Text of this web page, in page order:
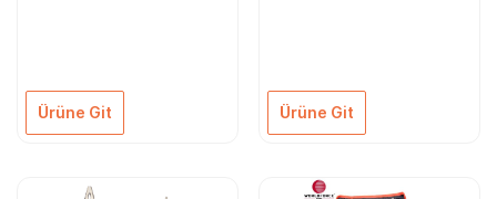
Ürüne Git Ürüne Git